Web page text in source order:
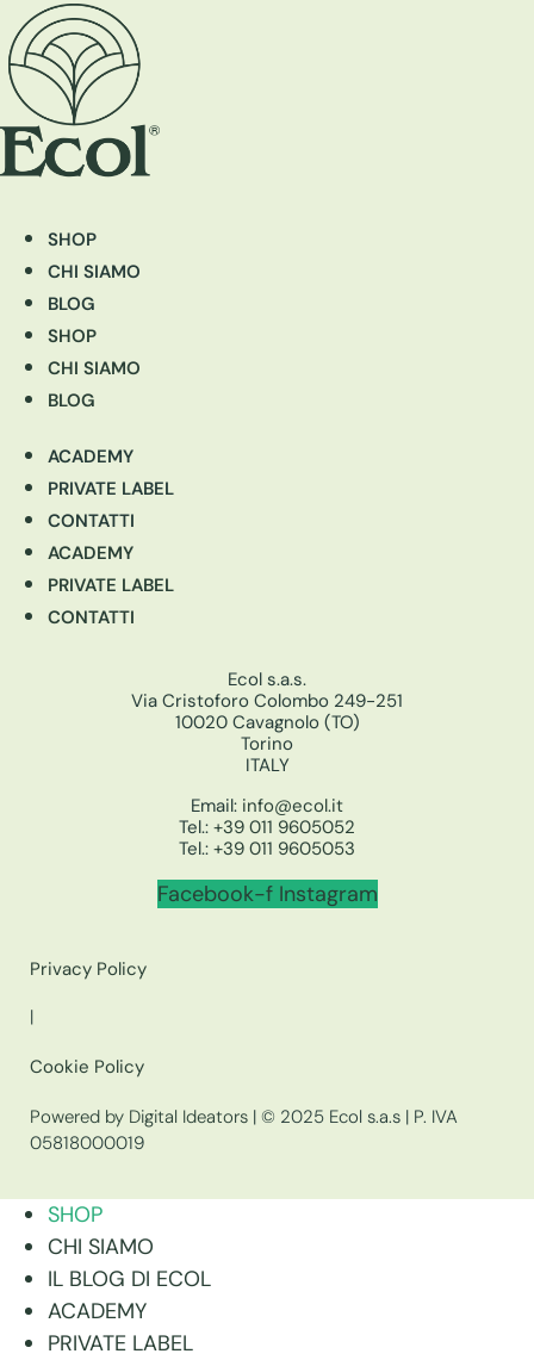
SHOP
CHI SIAMO
BLOG
SHOP
CHI SIAMO
BLOG
ACADEMY
PRIVATE LABEL
CONTATTI
ACADEMY
PRIVATE LABEL
CONTATTI
Ecol s.a.s.
Via Cristoforo Colombo 249-251
10020 Cavagnolo (TO)
Torino
ITALY
Email: info@ecol.it
Tel.: +39 011 9605052
Tel.: +39 011 9605053
Facebook-f Instagram
Privacy Policy
|
Cookie Policy
Powered by Digital Ideators | © 2025 Ecol s.a.s | P. IVA
05818000019
SHOP
CHI SIAMO
IL BLOG DI ECOL
ACADEMY
PRIVATE LABEL